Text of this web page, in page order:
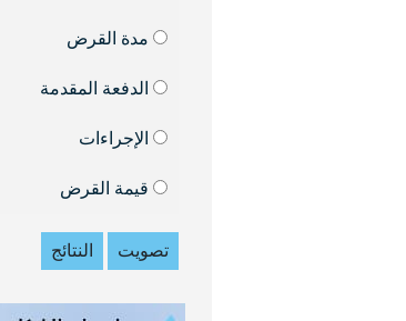
مدة القرض
الدفعة المقدمة
الإجراءات
قيمة القرض
تصويت النتائج